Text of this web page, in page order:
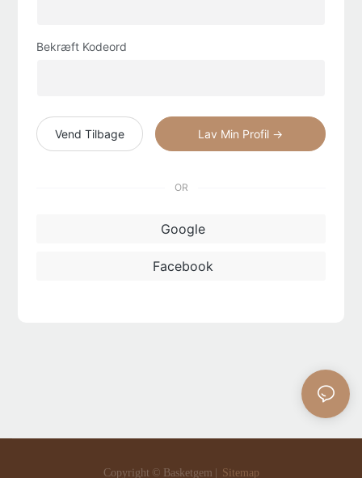
Bekræft Kodeord
Vend Tilbage Lav Min Profil →
OR
Google
Facebook
Copyright © Basketgem | Sitemap